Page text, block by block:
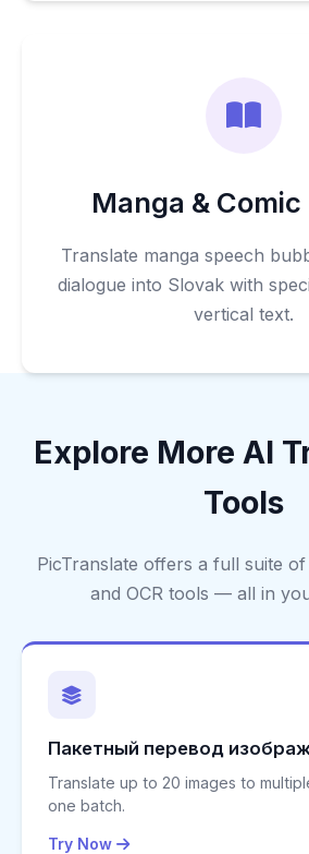
Manga & Comic
Translate manga speech
dialogue into Slovak with
vertical text.
Explore More AI
Tools
PicTranslate offers a full suite
and OCR tools — all in
Пакетный перевод
Translate up to 20 images to
one batch.
Try Now